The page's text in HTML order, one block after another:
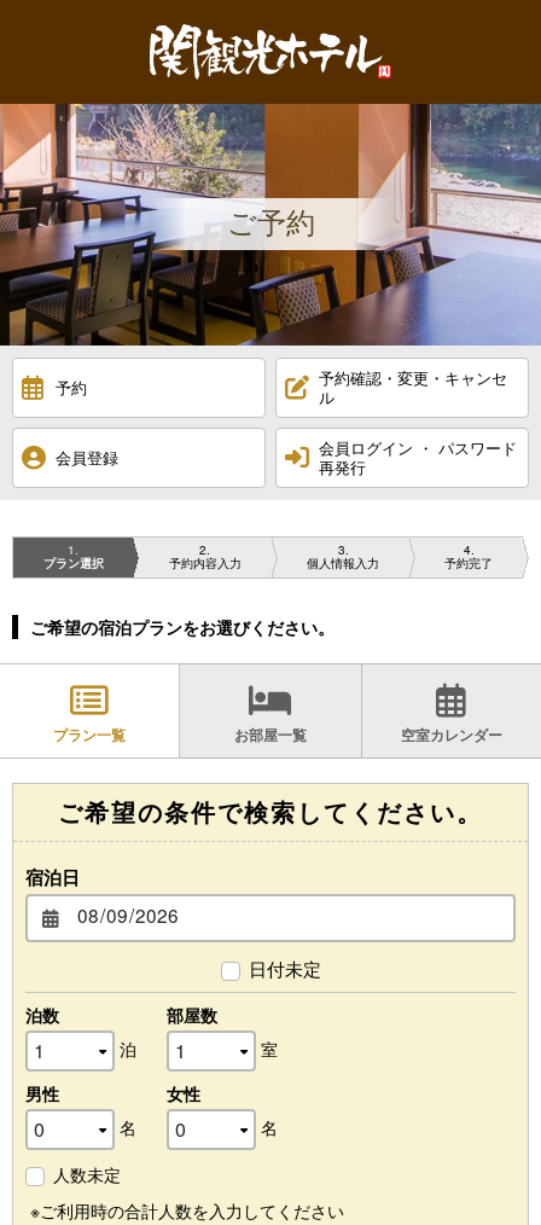
ご予約
MENU
る
HOME
お料理
お部屋
館内施設
小瀬鵜飼
アクセス
周辺観光
予約
予約確認・変更・キャンセ
ル
会員登録
会員ログイン ・ パスワード
再発行
1
プラン選択
2
予約内容入力
3
個人情報入力
4
予約完了
ご希望の宿泊プランをお選びください。
プラン一覧 お部屋一覧 空室カレンダー
ご希望の条件で検索してください。
宿泊日
日付未定
泊数
泊
部屋数
室
男性
名
女性
名
人数未定
※ご利用時の合計人数を入力してください